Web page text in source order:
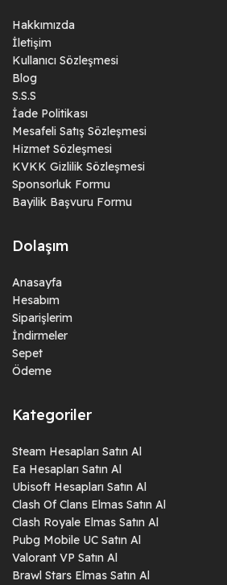
Hakkımızda
İletişim
Kullanıcı Sözleşmesi
Blog
S.S.S
İade Politikası
Mesafeli Satış Sözleşmesi
Hizmet Sözleşmesi
KVKK Gizlilik Sözleşmesi
Sponsorluk Formu
Bayilik Başvuru Formu
Dolaşım
Anasayfa
Hesabım
Siparişlerim
İndirmeler
Sepet
Ödeme
Kategoriler
Steam Hesapları Satın Al
Ea Hesapları Satın Al
Ubisoft Hesapları Satın Al
Clash Of Clans Elmas Satın Al
Clash Royale Elmas Satın Al
Pubg Mobile UC Satın Al
Valorant VP Satın Al
Brawl Stars Elmas Satın Al